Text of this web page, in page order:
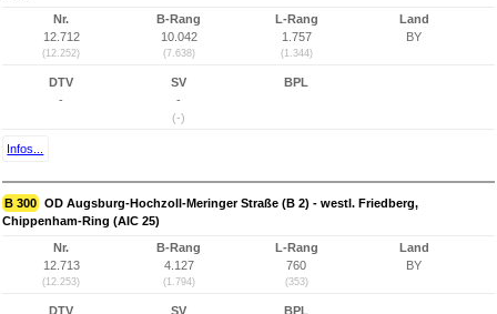
Nr.
12.712
(12.252)
B-Rang
10.042
(7.638)
L-Rang
1.757
(1.344)
Land
BY
DTV
-
SV
-
(-)
BPL
Infos...
B 300 OD Augsburg-Hochzoll-Meringer Straße (B 2) - westl. Friedberg,
Chippenham-Ring (AIC 25)
Nr.
12.713
(12.253)
B-Rang
4.127
(1.794)
L-Rang
760
(353)
Land
BY
DTV SV BPL